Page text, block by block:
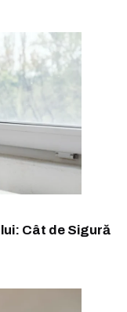
Cât de Sigură